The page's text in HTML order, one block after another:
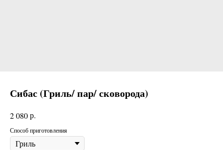
Сибас (Гриль/ пар/ сковорода)
2 080р.
Способ приготовления